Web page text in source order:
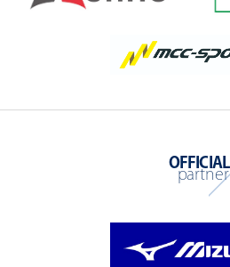
OFFICIAL
partner